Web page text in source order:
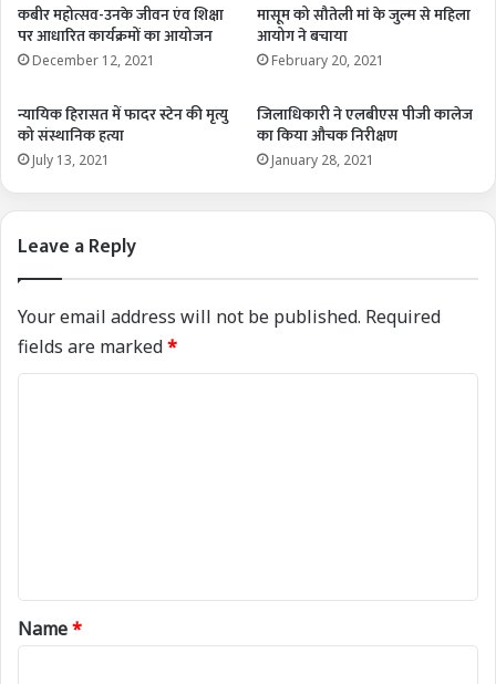
कबीर महोत्सव-उनके जीवन एंव शिक्षा
पर आधारित कार्यक्रमों का आयोजन
December 12, 2021
मासूम को सौतेली मां के जुल्म से महिला
आयोग ने बचाया
February 20, 2021
न्यायिक हिरासत में फादर स्टेन की मृत्यु
को संस्थानिक हत्या
July 13, 2021
जिलाधिकारी ने एलबीएस पीजी कालेज
का किया औचक निरीक्षण
January 28, 2021
Leave a Reply
Your email address will not be published. Required
fields are marked*
*
Name*